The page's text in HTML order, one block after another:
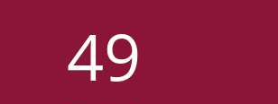
49